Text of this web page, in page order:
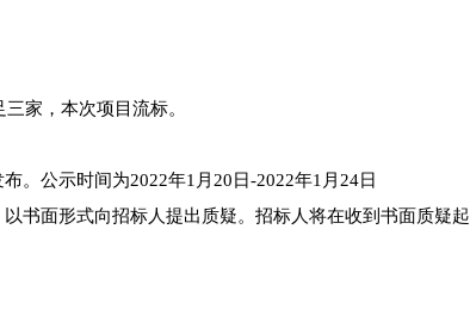
家，本次项目流标。
。 公示时间为2022年1月20日-2022年1月24日
书面形式向招标人提出质疑。招标人将在收到书面质疑起